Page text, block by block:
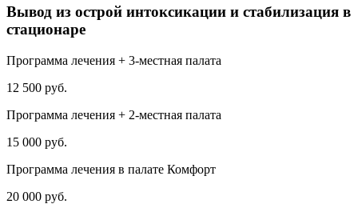
Вывод из острой интоксикации и стабилизация в
стационаре
Программа лечения + 3-местная палата
12 500 руб.
Программа лечения + 2-местная палата
15 000 руб.
Программа лечения в палате Комфорт
20 000 руб.